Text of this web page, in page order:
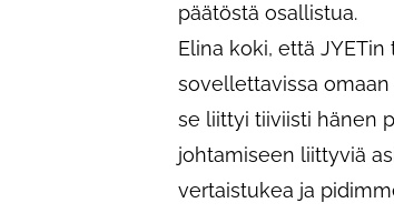
päätöstä osallistua.
Elina koki, että
sovellettavissa
se liittyi tiiviisti hänen
johtamiseen liittyviä
vertaistukea ja